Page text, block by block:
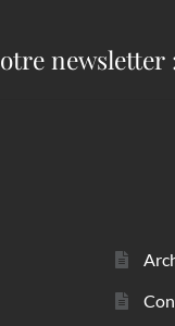
newsletter